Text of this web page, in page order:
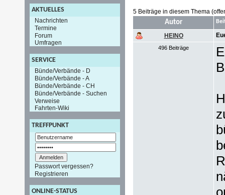
AKTUELLES
Nachrichten
Termine
Forum
Umfragen
SERVICE
Bünde/Verbände - D
Bünde/Verbände - A
Bünde/Verbände - CH
Bünde/Verbände - Suchen
Verweise
Fahrten-Wiki
TREFFPUNKT
Passwort vergessen?
Registrieren
ONLINE-STATUS
5 Beiträge in diesem Thema
Autor
HEINO
496 Beiträge